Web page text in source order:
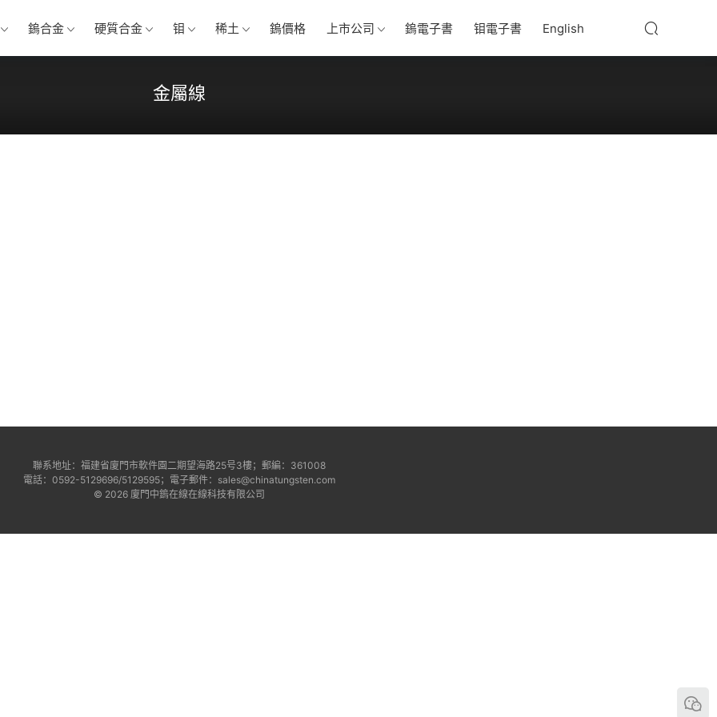
鎢合金 硬質合金 钼 稀土 鎢價格 上市公司 鎢電子書 钼電子書 English
金屬線
聯系地址：福建省廈門市軟件園二期望海路25号3樓；郵編：361008
電話：0592-5129696/5129595；電子郵件：sales@chinatungsten.com
© 2026 廈門中鎢在線在線科技有限公司